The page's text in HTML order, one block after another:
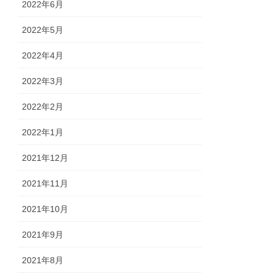
2022年6月
2022年5月
2022年4月
2022年3月
2022年2月
2022年1月
2021年12月
2021年11月
2021年10月
2021年9月
2021年8月